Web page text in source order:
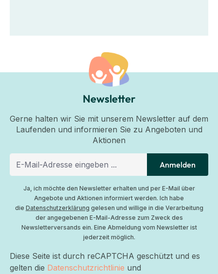
Newsletter
Gerne halten wir Sie mit unserem Newsletter auf dem
Laufenden und informieren Sie zu Angeboten und
Aktionen
Anmelden
Ja, ich möchte den Newsletter erhalten und per E-Mail über
Angebote und Aktionen informiert werden. Ich habe
die Datenschutzerklärung gelesen und willige in die Verarbeitung
der angegebenen E-Mail-Adresse zum Zweck des
Newsletterversands ein. Eine Abmeldung vom Newsletter ist
jederzeit möglich.
Diese Seite ist durch reCAPTCHA geschützt und es
gelten die Datenschutzrichtlinie und